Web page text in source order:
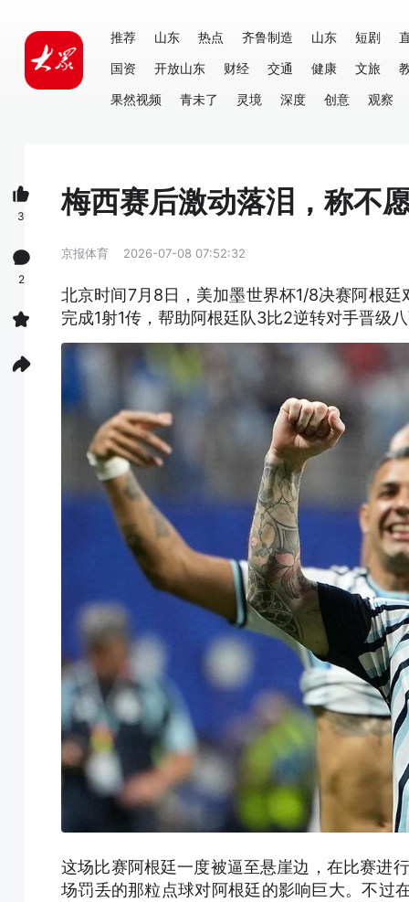
推荐 山东 热点 齐鲁制造 山东 短剧
国资
开放山东 财经 交通 健康 文旅
果然视频
青未了 灵境 深度 创意 观察
梅西赛后激动落泪，称不
京报体育 2026-07-08 07:52:32
北京时间7月8日，美加墨世界杯1/8决赛阿根
完成1射1传，帮助阿根廷队3比2逆转对手晋级
这场比赛阿根廷一度被逼至悬崖边，在比赛进
场罚丢的那粒点球对阿根廷的影响巨大。不过
3
2